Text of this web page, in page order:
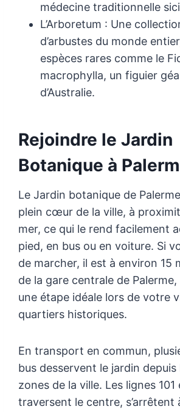
médecine traditionnelle
L’Arboretum : Une
d’arbustes du monde
espèces rares comme le
macrophylla, un figuier
d’Australie.
Rejoindre le Jardin
Botanique à
Le Jardin botanique de
plein cœur de la ville, à
mer, ce qui le rend facilement
pied, en bus ou en voiture. Si
de marcher, il est à environ 15
de la gare centrale de
une étape idéale lors de votre
quartiers historiques.
En transport en commun,
bus desservent le jardin depuis
zones de la ville. Les lignes 101
traversent le centre, s’arrêtent